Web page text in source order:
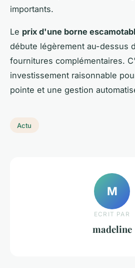
importants.
Le prix d'une borne
débute légèrement au-dessus
fournitures complémentaires.
investissement raisonnable
pointe et une gestion
Actu
M
ECRIT PAR
madeline